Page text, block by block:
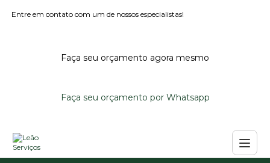
Entre em contato com um de nossos especialistas!
Faça seu orçamento agora mesmo
Faça seu orçamento por Whatsapp